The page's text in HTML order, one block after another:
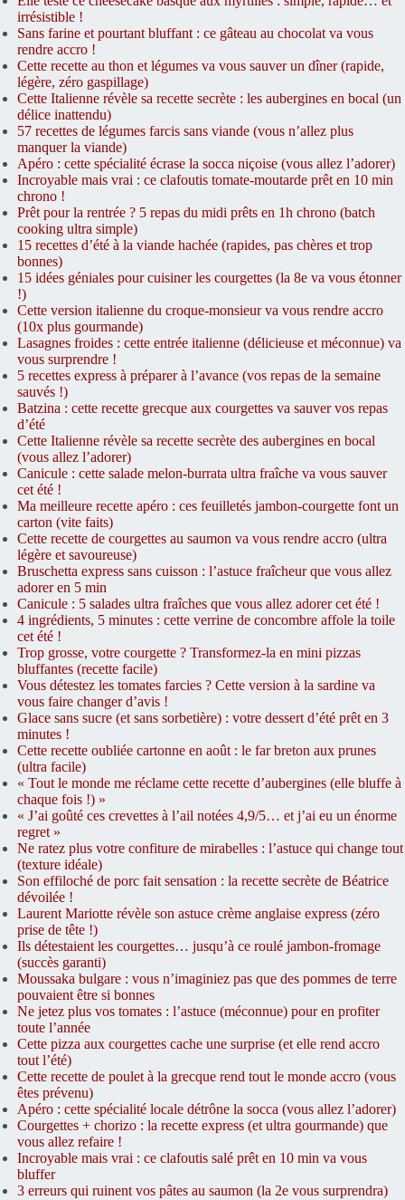
irrésistible !
Sans farine et pourtant bluffant : ce gâteau au chocolat va vous
rendre accro !
Cette recette au thon et légumes va vous sauver un dîner (rapide,
légère, zéro gaspillage)
Cette Italienne révèle sa recette secrète : les aubergines en bocal (un
délice inattendu)
57 recettes de légumes farcis sans viande (vous n’allez plus
manquer la viande)
Apéro : cette spécialité écrase la socca niçoise (vous allez l’adorer)
Incroyable mais vrai : ce clafoutis tomate-moutarde prêt en 10 min
chrono !
Prêt pour la rentrée ? 5 repas du midi prêts en 1h chrono (batch
cooking ultra simple)
15 recettes d’été à la viande hachée (rapides, pas chères et trop
bonnes)
15 idées géniales pour cuisiner les courgettes (la 8e va vous étonner
!)
Cette version italienne du croque-monsieur va vous rendre accro
(10x plus gourmande)
Lasagnes froides : cette entrée italienne (délicieuse et méconnue) va
vous surprendre !
5 recettes express à préparer à l’avance (vos repas de la semaine
sauvés !)
Batzina : cette recette grecque aux courgettes va sauver vos repas
d’été
Cette Italienne révèle sa recette secrète des aubergines en bocal
(vous allez l’adorer)
Canicule : cette salade melon-burrata ultra fraîche va vous sauver
cet été !
Ma meilleure recette apéro : ces feuilletés jambon-courgette font un
carton (vite faits)
Cette recette de courgettes au saumon va vous rendre accro (ultra
légère et savoureuse)
Bruschetta express sans cuisson : l’astuce fraîcheur que vous allez
adorer en 5 min
Canicule : 5 salades ultra fraîches que vous allez adorer cet été !
4 ingrédients, 5 minutes : cette verrine de concombre affole la toile
cet été !
Trop grosse, votre courgette ? Transformez-la en mini pizzas
bluffantes (recette facile)
Vous détestez les tomates farcies ? Cette version à la sardine va
vous faire changer d’avis !
Glace sans sucre (et sans sorbetière) : votre dessert d’été prêt en 3
minutes !
Cette recette oubliée cartonne en août : le far breton aux prunes
(ultra facile)
« Tout le monde me réclame cette recette d’aubergines (elle bluffe à
chaque fois !)​ »
« J’ai goûté ces crevettes à l’ail notées 4,9/5… et j’ai eu un énorme
regret »
Ne ratez plus votre confiture de mirabelles : l’astuce qui change tout
(texture idéale)
Son effiloché de porc fait sensation : la recette secrète de Béatrice
dévoilée !
Laurent Mariotte révèle son astuce crème anglaise express (zéro
prise de tête !)
Ils détestaient les courgettes… jusqu’à ce roulé jambon-fromage
(succès garanti)
Moussaka bulgare : vous n’imaginiez pas que des pommes de terre
pouvaient être si bonnes
Ne jetez plus vos tomates : l’astuce (méconnue) pour en profiter
toute l’année
Cette pizza aux courgettes cache une surprise (et elle rend accro
tout l’été)
Cette recette de poulet à la grecque rend tout le monde accro (vous
êtes prévenu)
Apéro : cette spécialité locale détrône la socca (vous allez l’adorer)
Courgettes + chorizo : la recette express (et ultra gourmande) que
vous allez refaire !
Incroyable mais vrai : ce clafoutis salé prêt en 10 min va vous
bluffer
3 erreurs qui ruinent vos pâtes au saumon (la 2e vous surprendra)